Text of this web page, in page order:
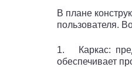
В плане
пользователя.
1. Каркас:
обеспечивает